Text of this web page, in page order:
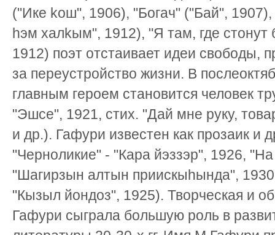
("Ике kош", 1906), "Богач" ("Бай",
hэм халkым", 1912), "Я там, где стонут
1912) поэт отстаивает идеи свободы,
за переустройство жизни. В
главным героем становится человек
"Эшсе", 1921, стих. "Дай мне руку,
и др.). Гафури известен как прозаик и
"Черноликие" - "Кара йэззэр", 1926,
"Шагирзын алтын приискыhында",
"Кызыл йондоз", 1925). Творческая и
Гафури сыграла большую роль в